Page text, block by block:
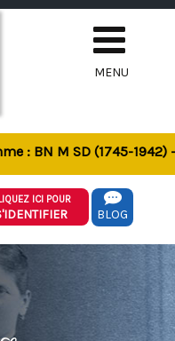
MENU
: BN M SD (1745-1942) -
ICI POUR
BLOG